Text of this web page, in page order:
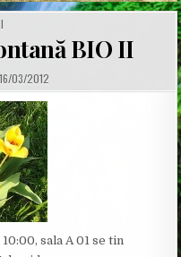
BIO II
03/2012
sala A 01 se tin